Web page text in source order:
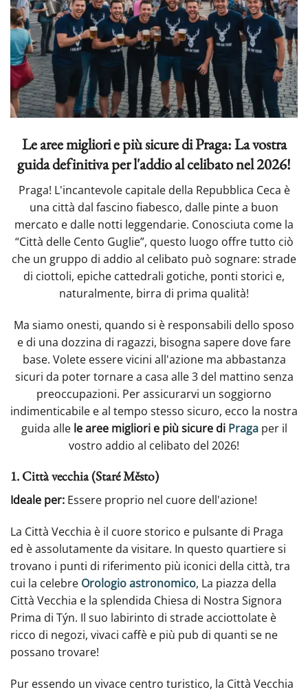
Le aree migliori e più sicure di Praga: La vostra
guida definitiva per l'addio al celibato nel 2026!
Praga! L'incantevole capitale della Repubblica Ceca è
una città dal fascino fiabesco, dalle pinte a buon
mercato e dalle notti leggendarie. Conosciuta come la
“Città delle Cento Guglie”, questo luogo offre tutto ciò
che un gruppo di addio al celibato può sognare: strade
di ciottoli, epiche cattedrali gotiche, ponti storici e,
naturalmente, birra di prima qualità!
Ma siamo onesti, quando si è responsabili dello sposo
e di una dozzina di ragazzi, bisogna sapere dove fare
base. Volete essere vicini all'azione ma abbastanza
sicuri da poter tornare a casa alle 3 del mattino senza
preoccupazioni. Per assicurarvi un soggiorno
indimenticabile e al tempo stesso sicuro, ecco la nostra
guida alle le aree migliori e più sicure di Pragaper il
vostro addio al celibato del 2026!
1. Città vecchia (Staré Město)
Ideale per: Essere proprio nel cuore dell'azione!
La Città Vecchia è il cuore storico e pulsante di Praga
ed è assolutamente da visitare. In questo quartiere si
trovano i punti di riferimento più iconici della città, tra
cui la celebre Orologio astronomico, La piazza della
Città Vecchia e la splendida Chiesa di Nostra Signora
Prima di Týn. Il suo labirinto di strade acciottolate è
ricco di negozi, vivaci caffè e più pub di quanti se ne
possano trovare!
Pur essendo un vivace centro turistico, la Città Vecchia